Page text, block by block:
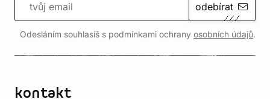
odebírat
Odesláním souhlasíš s podmínkami ochrany osobních údajů.
kontakt